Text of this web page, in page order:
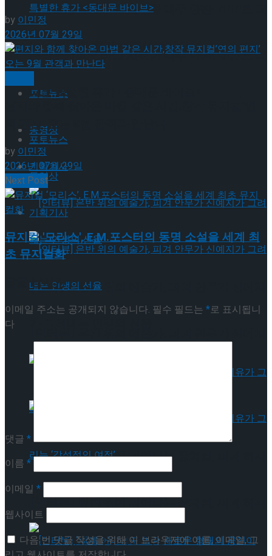
롤러스케이트 타고 시원한 맥주 한잔! DDP로 떠
나는 특별한 휴가 <동대문 바이브>
포토뉴스
동영상
기획기사
[인터뷰] 은반 위의 예술가, 피겨 안무가 신예지
[인터뷰] 빙판 위에 피어나는 꽃처럼, 피겨 허지
유가 그리는 ‘감성적인 여정’
롤러스케이트 타고 시원한 맥주 한잔! DDP로 떠
나는 특별한 휴가 <동대문 바이브>
포토뉴스
동영상
기획기사
[인터뷰] 빙판 위에 피어나는 꽃처럼, 피겨 허지
유가 그리는 ‘감성적인 여정’
by이민정
2026년 07월 29일
의 편지’ 오는 9월 관객과 만난다
by이민정
2026년 07월 29일
Next Post
뮤지컬 '모리스', E.M.포스터의 동명 소설을 세계 최
초 뮤지컬화
답글 남기기
이메일 주소는 공개되지 않습니다. 필수 필드는 *로 표시됩니
다
댓글 *
이름 *
이메일 *
웹사이트
다음 번 댓글 작성을 위해 이 브라우저에 이름, 이메일, 그